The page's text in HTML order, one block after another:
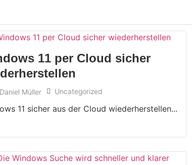
11 per Cloud sicher
Daniel Müller Uncategorized
11 sicher aus der Cloud wiederherstellen...